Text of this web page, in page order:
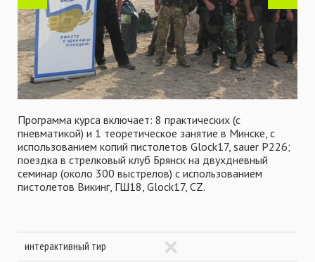
Программа курса включает: 8 практических (с
пневматикой) и 1 теоретическое занятие в Минске, с
использованием копий пистолетов Glock17, sauer P226;
поездка в стрелковый клуб Брянск на двухдневный
семинар (около 300 выстрелов) с использованием
пистолетов Викинг, ГШ18, Glock17, CZ.
интерактивный тир